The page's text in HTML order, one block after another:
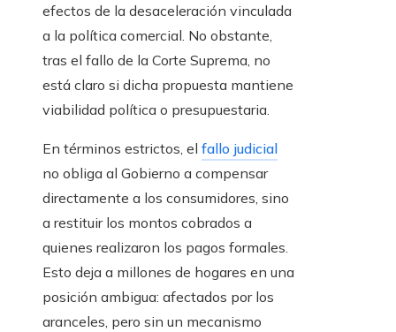
efectos de la desaceleración vinculada
a la política comercial. No obstante,
tras el fallo de la Corte Suprema, no
está claro si dicha propuesta mantiene
viabilidad política o presupuestaria.
En términos estrictos, el fallo judicial
no obliga al Gobierno a compensar
directamente a los consumidores, sino
a restituir los montos cobrados a
quienes realizaron los pagos formales.
Esto deja a millones de hogares en una
posición ambigua: afectados por los
aranceles, pero sin un mecanismo